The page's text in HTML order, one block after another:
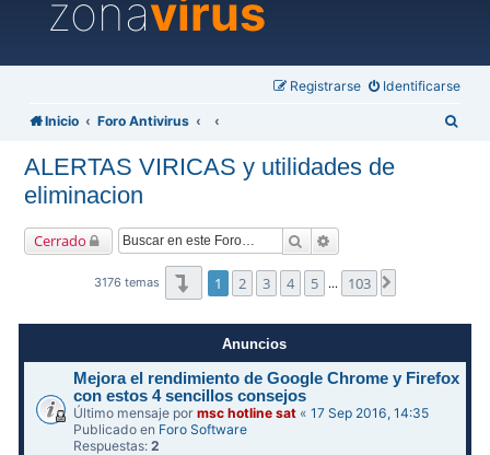
zonavirus
Identificarse
Registrarse
Inicio Foro Antivirus
ALERTAS VIRICAS y utilidades de
eliminacion
Cerrado Buscar
3176 temas Página1de103
1 2 3 4 5 … 103
Anuncios
Mejora el rendimiento de Google Chrome y Firefox
con estos 4 sencillos consejos
Último mensaje pormsc hotline sat «17 Sep 2016, 14:35
Publicado en Foro Software
Respuestas:2